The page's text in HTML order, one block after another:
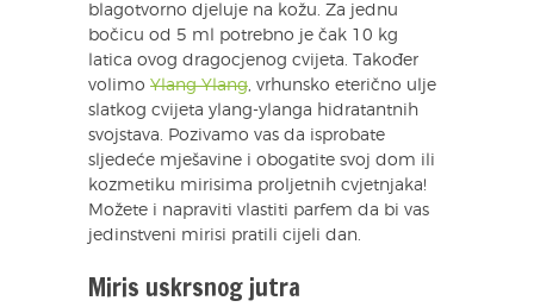
blagotvorno djeluje na kožu. Za jednu
bočicu od 5 ml potrebno je čak 10 kg
latica ovog dragocjenog cvijeta. Također
volimo Ylang Ylang , vrhunsko eterično ulje
slatkog cvijeta ylang-ylanga hidratantnih
svojstava. Pozivamo vas da isprobate
sljedeće mješavine i obogatite svoj dom ili
kozmetiku mirisima proljetnih cvjetnjaka!
Možete i napraviti vlastiti parfem da bi vas
jedinstveni mirisi pratili cijeli dan.
Miris uskrsnog jutra